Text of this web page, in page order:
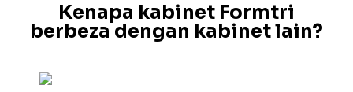
Kenapa kabinet Formtri
berbeza dengan kabinet lain?